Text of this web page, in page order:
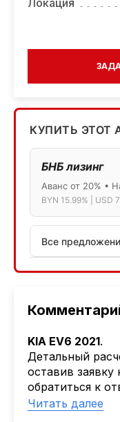
KIA EV6 2021.
Детальный
оставив
обратиться к
Наша компания
Читать далее
Локация
КУПИТЬ ЭТОТ
БНБ лизинг
Аванс от 20% •
BYN 15.99% | USD
Все
АСБ лизинг
Лизинг: BYN 17%
Также доступен
Активлизиг
Индивидуальные